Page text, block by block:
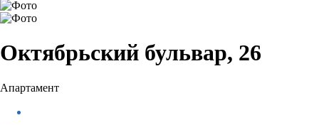
Октябрьский бульвар, 26
Апартамент